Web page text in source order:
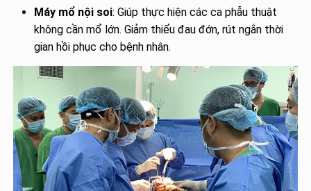
Máy mổ nội soi: Giúp thực hiện các ca phẫu thuật
không cần mổ lớn. Giảm thiểu đau đớn, rút ngắn thời
gian hồi phục cho bệnh nhân.